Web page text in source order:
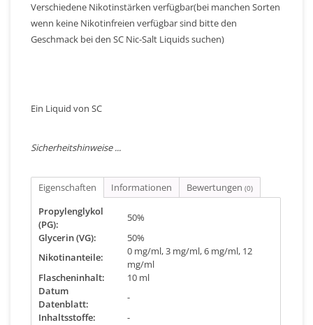
Verschiedene Nikotinstärken verfügbar(bei manchen Sorten
wenn keine Nikotinfreien verfügbar sind bitte den
Geschmack bei den SC Nic-Salt Liquids suchen)
Ein Liquid von SC
Sicherheitshinweise ...
Eigenschaften Informationen Bewertungen (0)
Propylenglykol
(PG):
50%
Glycerin (VG):
50%
Nikotinanteile:
0 mg/ml, 3 mg/ml, 6 mg/ml, 12
mg/ml
Flascheninhalt:
10 ml
Datum
Datenblatt:
-
Inhaltsstoffe:
-